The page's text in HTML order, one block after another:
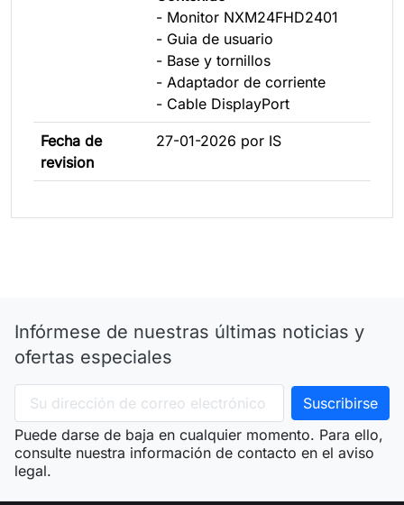
- Monitor NXM24FHD2401
- Guia de usuario
- Base y tornillos
- Adaptador de corriente
- Cable DisplayPort
Fecha de
revision
27-01-2026 por IS
Infórmese de nuestras últimas noticias y
ofertas especiales
Puede darse de baja en cualquier momento. Para ello,
consulte nuestra información de contacto en el aviso
legal.